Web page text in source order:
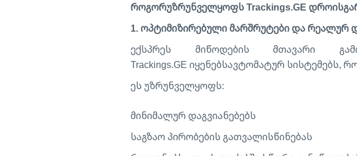
როგორუზრუნველყოფს Trackings.GE
1. ოპტიმიზირებული მარშრუტები და რეალურ
ექსპრეს მიწოდების მთავარი
Trackings.GE იყენებსავტომატურ
ეს უზრუნველყოფს:
მინიმალურ დაგვიანებებს
საგზაო პირობების გათვალისწინებას